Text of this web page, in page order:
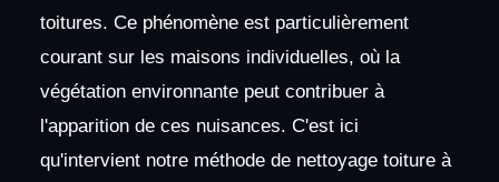
toitures. Ce phénomène est particulièrement
courant sur les maisons individuelles, où la
végétation environnante peut contribuer à
l'apparition de ces nuisances. C'est ici
qu'intervient notre méthode de nettoyage toiture à